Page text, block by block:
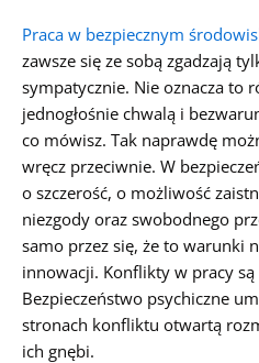
Praca w bezpiecznym
zawsze się ze sobą zgadzają
sympatycznie. Nie oznacza to
jednogłośnie chwalą i
co mówisz. Tak naprawdę
wręcz przeciwnie. W
o szczerość, o możliwość
niezgody oraz swobodnego
samo przez się, że to warunki
innowacji. Konflikty w pracy
Bezpieczeństwo psychiczne
stronach konfliktu otwartą
ich gnębi.